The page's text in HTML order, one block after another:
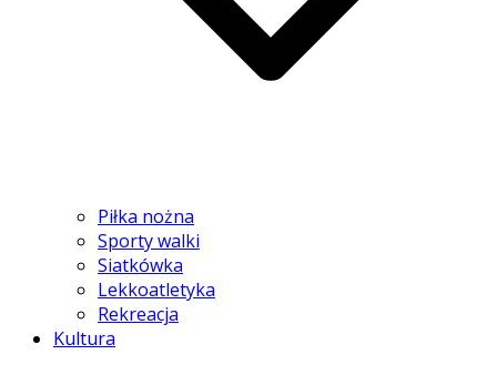
Piłka nożna
Sporty walki
Siatkówka
Lekkoatletyka
Rekreacja
Kultura